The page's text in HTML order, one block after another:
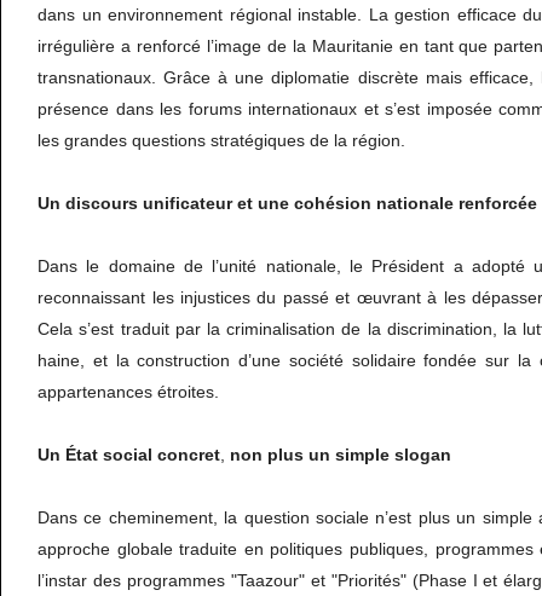
dans un environnement régional instable. La gestion efficace
irrégulière a renforcé l’image de la Mauritanie en tant que
transnationaux. Grâce à une diplomatie discrète mais
présence dans les forums internationaux et s’est imposée
les grandes questions stratégiques de la région.
Un discours unificateur et une cohésion nationale renforcée
Dans le domaine de l’unité nationale, le Président a adopté
reconnaissant les injustices du passé et œuvrant à les
Cela s’est traduit par la criminalisation de la discrimination, la
haine, et la construction d’une société solidaire fondée sur la
appartenances étroites.
Un État social concret non plus un simple slogan
Dans ce cheminement, la question sociale n’est plus un
approche globale traduite en politiques publiques,
l’instar des programmes "Taazour" et "Priorités" (Phase I et